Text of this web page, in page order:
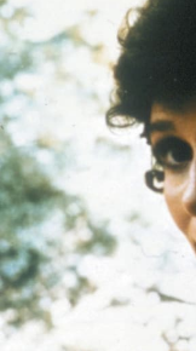
Sledujte prima+
Přihlášení
Sledujte nás